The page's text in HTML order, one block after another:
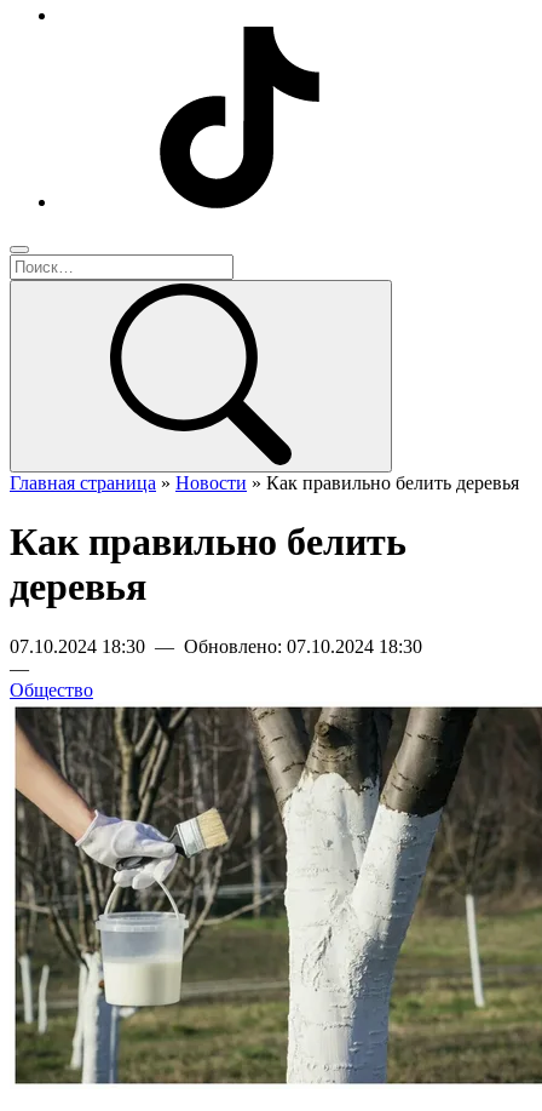
Главная страница » Новости » Как правильно белить деревья
Как правильно белить
деревья
07.10.2024 18:30 — Обновлено: 07.10.2024 18:30
—
Общество